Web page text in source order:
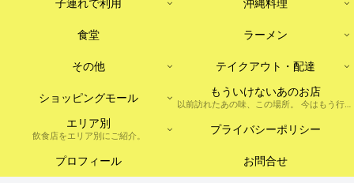
子連れで利用 沖縄料理
食堂 ラーメン
その他 テイクアウト・配達
ショッピングモール もういけないあのお店
以前訪れたあの味、この場所。 今はもう行けないけれど、記憶に残しておきたいお店たちをまとめました。 ※現在は閉店・移転・店舗形態の変更などがあった場合を含みます。
エリア別
飲食店をエリア別にご紹介。 プライバシーポリシー
プロフィール お問合せ